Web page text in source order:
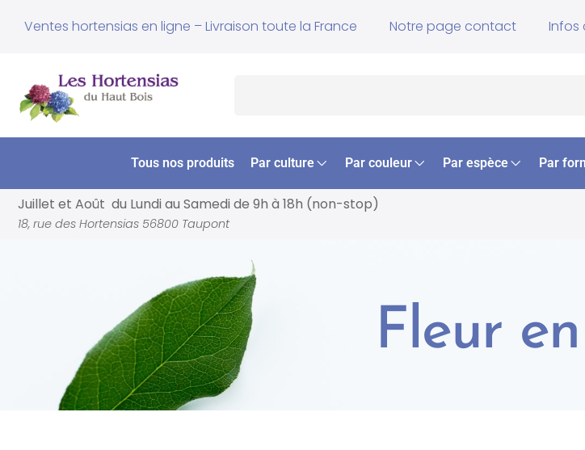
Ventes hortensias en ligne – Livraison toute la France Notre page contact Infos
Tous nos produits Par culture Par couleur Par espèce Par
Juillet et Août du Lundi au Samedi de 9h à 18h (non-stop)
18, rue des Hortensias 56800 Taupont
Fleur